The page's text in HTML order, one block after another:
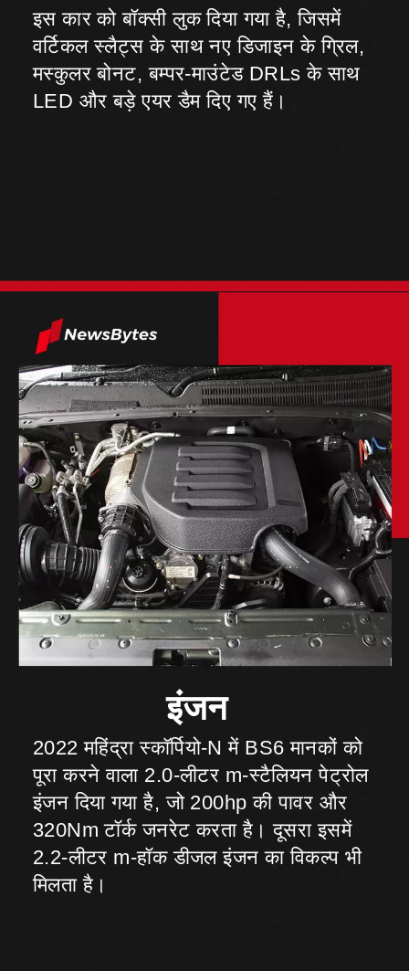
इस कार को बॉक्सी लुक दिया गया है, जिसमें
वर्टिकल स्लैट्स के साथ नए डिजाइन के ग्रिल,
मस्कुलर बोनट, बम्पर-माउंटेड DRLs के साथ
इंजन
2022 महिंद्रा स्कॉर्पियो-N में BS6 मानकों को
पूरा करने वाला 2.0-लीटर m-स्टैलियन पेट्रोल
इंजन दिया गया है, जो 200hp की पावर और
320Nm टॉर्क जनरेट करता है। दूसरा इसमें
2.2-लीटर m-हॉक डीजल इंजन का विकल्प भी